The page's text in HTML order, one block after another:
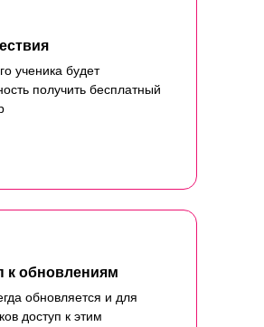
ученика будет
получить бесплатный
к обновлениям
обновляется и для
доступ к этим